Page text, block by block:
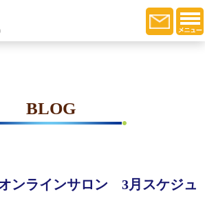
BLOG
ンラインサロン 3月スケジュ